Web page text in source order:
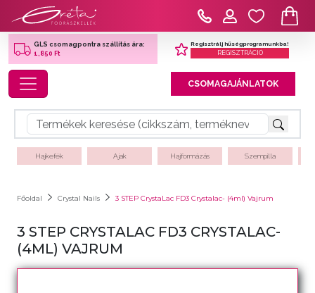
GLS csomagpontra szállítás ára:
1,850 Ft
Regisztrálj hűségprogramunkba!
REGISZTRÁCIÓ
Toggle navigation CSOMAGAJÁNLATOK
Hajkefék Ajak Hajformázás Szempilla
Főoldal Crystal Nails 3 STEP CrystaLac FD3 Crystalac- (4ml) Vajrum
3 STEP CRYSTALAC FD3 CRYSTALAC-
(4ML) VAJRUM